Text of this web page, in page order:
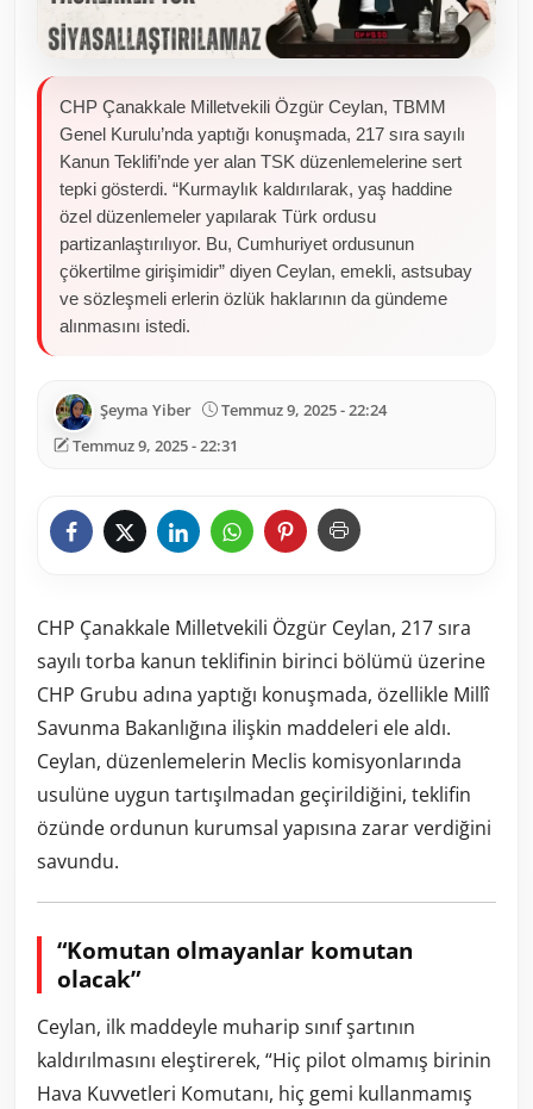
CHP Çanakkale Milletvekili Özgür Ceylan, TBMM
Genel Kurulu’nda yaptığı konuşmada, 217 sıra sayılı
Kanun Teklifi’nde yer alan TSK düzenlemelerine sert
tepki gösterdi. “Kurmaylık kaldırılarak, yaş haddine
özel düzenlemeler yapılarak Türk ordusu
partizanlaştırılıyor. Bu, Cumhuriyet ordusunun
çökertilme girişimidir” diyen Ceylan, emekli, astsubay
ve sözleşmeli erlerin özlük haklarının da gündeme
alınmasını istedi.
Şeyma Yiber
Temmuz 9, 2025 - 22:24
Temmuz 9, 2025 - 22:31
CHP Çanakkale Milletvekili Özgür Ceylan, 217 sıra
sayılı torba kanun teklifinin birinci bölümü üzerine
CHP Grubu adına yaptığı konuşmada, özellikle Millî
Savunma Bakanlığına ilişkin maddeleri ele aldı.
Ceylan, düzenlemelerin Meclis komisyonlarında
usulüne uygun tartışılmadan geçirildiğini, teklifin
özünde ordunun kurumsal yapısına zarar verdiğini
savundu.
“Komutan olmayanlar komutan
olacak”
Ceylan, ilk maddeyle muharip sınıf şartının
kaldırılmasını eleştirerek, “Hiç pilot olmamış birinin
Hava Kuvvetleri Komutanı, hiç gemi kullanmamış